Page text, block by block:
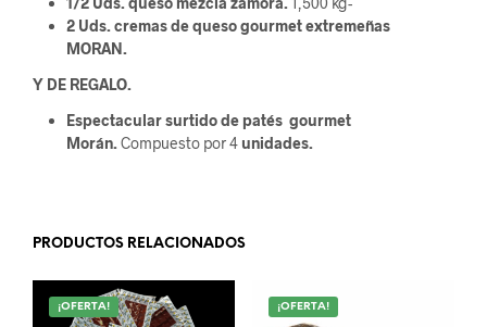
2 Uds. cremas de queso gourmet extremeñas
MORAN.
Y DE REGALO.
Espectacular surtido de patés gourmet
Morán.Compuesto por 4 unidades.
PRODUCTOS RELACIONADOS
¡OFERTA! ¡OFERTA!